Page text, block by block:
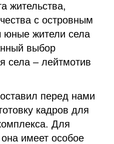
жительства,
с островным
юные жители села
выбор
села – лейтмотив
перед нами
кадров для
Для
имеет особое